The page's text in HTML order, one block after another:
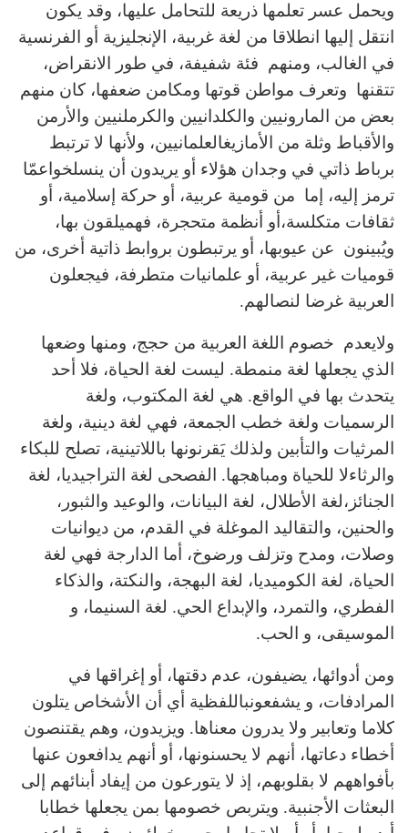
ويحمل عسر تعلمها ذريعة للتحامل عليها، وقد يكون
انتقل إليها انطلاقا من لغة غربية، الإنجليزية أو الفرنسية
في الغالب، ومنهم فئة شفيفة، في طور الانقراض،
تتقنها وتعرف مواطن قوتها ومكامن ضعفها، كان منهم
بعض من المارونيين والكلدانيين والكرملنيين والأرمن
والأقباط وثلة من الأمازيغالعلمانيين، ولأنها لا ترتبط
برباط ذاتي في وجدان هؤلاء أو يريدون أن ينسلخواعمّا
ترمز إليه، إما من قومية عربية، أو حركة إسلامية، أو
ثقافات متكلسة،أو أنظمة متحجرة، فهميلقون بها،
ويُبينون عن عيوبها، أو يرتبطون بروابط ذاتية أخرى، من
قوميات غير عربية، أو علمانيات متطرفة، فيجعلون
العربية غرضا لنصالهم.
ولايعدم خصوم اللغة العربية من حجج، ومنها وضعها
الذي يجعلها لغة منمطة. ليست لغة الحياة، فلا أحد
يتحدث بها في الواقع. هي لغة المكتوب، ولغة
الرسميات ولغة خطب الجمعة، فهي لغة دينية، ولغة
المرثيات والتأبين ولذلك يَقرنونها باللاتينية، تصلح للبكاء
والرثاءلا للحياة ومباهجها. الفصحى لغة التراجيديا، لغة
الجنائز،لغة الأطلال، لغة البيانات، والوعيد والثبور،
والحنين، والتقاليد الموغلة في القدم، من ديوانيات
وصلات، ومدح وتزلف ورضوخ، أما الدارجة فهي لغة
الحياة، لغة الكوميديا، لغة البهجة، والنكتة، والذكاء
الفطري، والتمرد، والإبداع الحي. لغة السنيما، و
الموسيقى، و الحب.
ومن أدوائها، يضيفون، عدم دقتها، أو إغراقها في
المرادفات، و يشفعونباللفظية أي أن الأشخاص يتلون
كلاما وتعابير ولا يدرون معناها. ويزيدون، وهم يقتنصون
أخطاء دعاتها، أنهم لا يحسنونها، أو أنهم يدافعون عنها
بأفواههم لا بقلوبهم، إذ لا يتورعون من إيفاد أبنائهم إلى
البعثات الأجنبية. ويتربص خصومها بمن يجعلها خطابا